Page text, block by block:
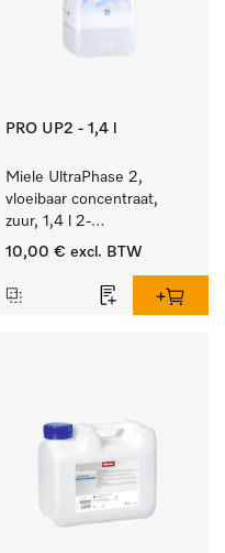
PRO UP2 - 1,4 l
Miele UltraPhase 2,
vloeibaar concentraat,
zuur, 1,4 l 2-
componentenwasmiddel
wasgoed.
10,00 € excl. BTW